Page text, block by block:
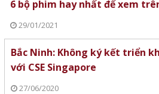
6 bộ phim hay nhất để xem
29/01/2021
Bắc Ninh: Không ký kết triển
với CSE Singapore
27/06/2020